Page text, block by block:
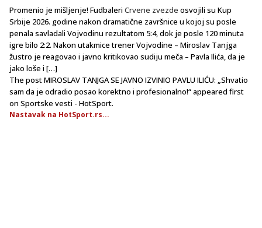
Promenio je mišljenje! Fudbaleri Crvene zvezde osvojili su Kup
Srbije 2026. godine nakon dramatične završnice u kojoj su posle
penala savladali Vojvodinu rezultatom 5:4, dok je posle 120 minuta
igre bilo 2:2. Nakon utakmice trener Vojvodine – Miroslav Tanjga
žustro je reagovao i javno kritikovao sudiju meča – Pavla Ilića, da je
jako loše i […]
The post MIROSLAV TANJGA SE JAVNO IZVINIO PAVLU ILIĆU: „Shvatio
sam da je odradio posao korektno i profesionalno!“ appeared first
on Sportske vesti - HotSport.
Nastavak na HotSport.rs...